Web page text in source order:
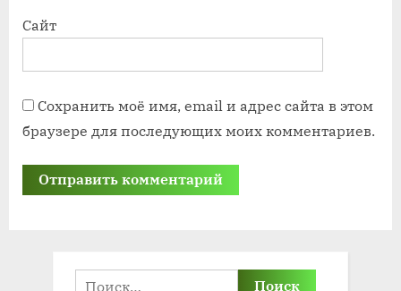
Сайт
Сохранить моё имя, email и адрес сайта в этом
браузере для последующих моих комментариев.
Найти: